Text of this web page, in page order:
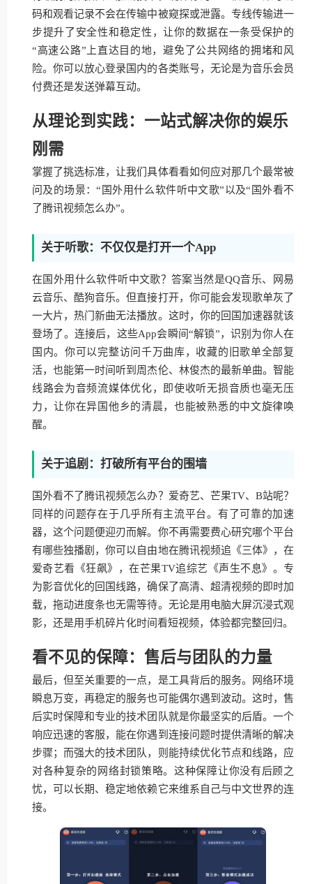
码和观看记录不会在传输中被窥探或泄露。专线传输进一
步提升了安全性和稳定性，让你的数据在一条受保护的
“高速公路”上直达目的地，避免了公共网络的拥堵和风
险。你可以放心登录国内的各类账号，无论是为音乐会员
付费还是发送弹幕互动。
从理论到实践：一站式解决你的娱乐
刚需
掌握了挑选标准，让我们具体看看如何应对那几个最常被
问及的场景：“国外用什么软件听中文歌”以及“国外看不
了腾讯视频怎么办”。
关于听歌：不仅仅是打开一个App
在国外用什么软件听中文歌？答案当然是QQ音乐、网易
云音乐、酷狗音乐。但直接打开，你可能会发现歌单灰了
一大片，热门新曲无法播放。这时，你的回国加速器就该
登场了。连接后，这些App会瞬间“解锁”，识别为你人在
国内。你可以完整访问千万曲库，收藏的旧歌单全部复
活，也能第一时间听到周杰伦、林俊杰的最新单曲。智能
线路会为音频流媒体优化，即使收听无损音质也毫无压
力，让你在异国他乡的清晨，也能被熟悉的中文旋律唤
醒。
关于追剧：打破所有平台的围墙
国外看不了腾讯视频怎么办？爱奇艺、芒果TV、B站呢？
同样的问题存在于几乎所有主流平台。有了可靠的加速
器，这个问题便迎刃而解。你不再需要费心研究哪个平台
有哪些独播剧，你可以自由地在腾讯视频追《三体》，在
爱奇艺看《狂飙》，在芒果TV追综艺《声生不息》。专
为影音优化的回国线路，确保了高清、超清视频的即时加
载，拖动进度条也无需等待。无论是用电脑大屏沉浸式观
影，还是用手机碎片化时间看短视频，体验都完整回归。
看不见的保障：售后与团队的力量
最后，但至关重要的一点，是工具背后的服务。网络环境
瞬息万变，再稳定的服务也可能偶尔遇到波动。这时，售
后实时保障和专业的技术团队就是你最坚实的后盾。一个
响应迅速的客服，能在你遇到连接问题时提供清晰的解决
步骤；而强大的技术团队，则能持续优化节点和线路，应
对各种复杂的网络封锁策略。这种保障让你没有后顾之
忧，可以长期、稳定地依赖它来维系自己与中文世界的连
接。